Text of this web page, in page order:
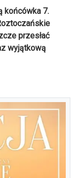
końcówka 7.
przesłać
wyjątkową